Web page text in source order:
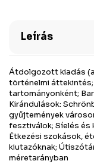
Leírás
Átdolgozott kiadás
történelmi
tartományonként;
Kirándulások:
gyűjtemények
fesztiválok; Síelés és
Étkezési szokások,
kiutazóknak;
méretarányban